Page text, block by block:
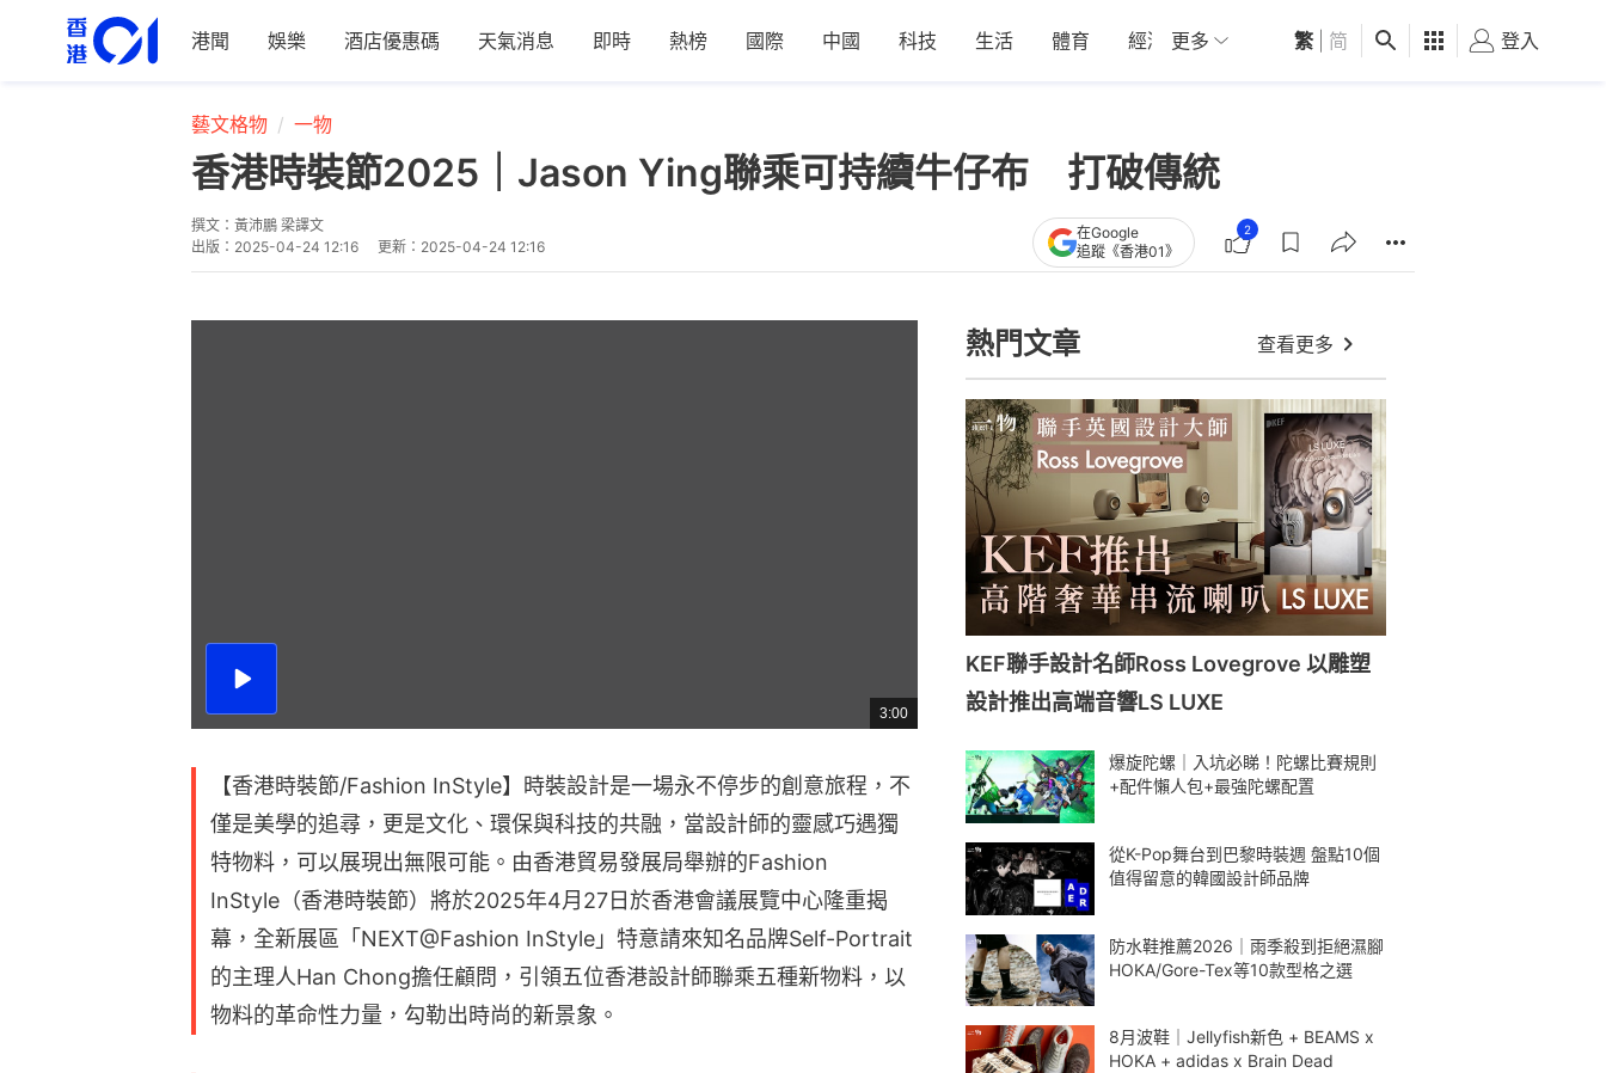
港聞 娛樂 酒店優惠碼 天氣消息 即時 熱榜 國際 中國 科技 生活 體育 經濟 01深圳 觀點 健康 好食玩飛
更多 繁 简 登入
藝文格物 一物
香港時裝節2025｜Jason Ying聯乘可持續牛仔布 打破傳統
撰文： 黃沛鵬 梁譯文
出版： 2025-04-24 12:16 更新： 2025-04-24 12:16
在Google
追蹤《香港01》
2
播
總
共
3:00
【香港時裝節/Fashion InStyle】時裝設計是一場永不停步的創意旅程，不
僅是美學的追尋，更是文化、環保與科技的共融，當設計師的靈感巧遇獨
特物料，可以展現出無限可能。由香港貿易發展局舉辦的Fashion
InStyle（香港時裝節）將於2025年4月27日於香港會議展覽中心隆重揭
幕，全新展區「NEXT@Fashion InStyle」特意請來知名品牌Self-Portrait
的主理人Han Chong擔任顧問，引領五位香港設計師聯乘五種新物料，以
物料的革命性力量，勾勒出時尚的新景象。
熱門文章 查看更多
KEF聯手設計名師Ross Lovegrove 以雕塑
設計推出高端音響LS LUXE
爆旋陀螺｜入坑必睇！陀螺比賽規則
+配件懶人包+最強陀螺配置
從K-Pop舞台到巴黎時裝週 盤點10個
值得留意的韓國設計師品牌
防水鞋推薦2026｜雨季殺到拒絕濕腳
HOKA/Gore-Tex等10款型格之選
8月波鞋｜Jellyfish新色 + BEAMS x
HOKA + adidas x Brain Dead